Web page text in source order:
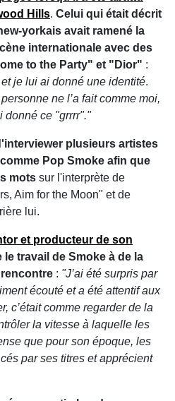
Hills. Celui qui était décrit
yorkais avait ramené la
internationale avec des
to the Party" et "Dior" :
je lui ai donné une identité.
ne l’a fait comme moi,
donné ce "grrrr"."
plusieurs artistes
Pop Smoke afin que
mots sur l'interprète de
Aim for the Moon" et de
lui.
et producteur de son
le travail de Smoke à de la
: "J’ai été surpris par
écouté et a été attentif aux
c’était comme regarder de la
la vitesse à laquelle les
que pour son époque, les
par ses titres et apprécient